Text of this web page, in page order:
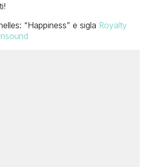
“Happiness” e sigla Royalty